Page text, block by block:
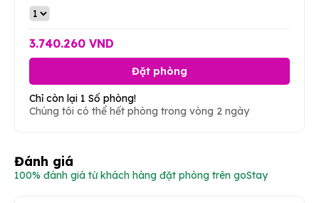
3.740.260 VND
Đặt phòng
Chỉ còn lại 1 Số phòng!
Chúng tôi có thể hết phòng trong vòng 2 ngày
Đánh giá
100% đánh giá từ khách hàng đặt phòng trên goStay